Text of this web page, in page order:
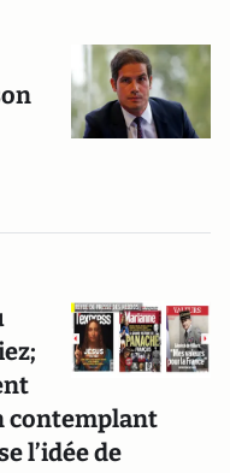
contemplant
l’idée de